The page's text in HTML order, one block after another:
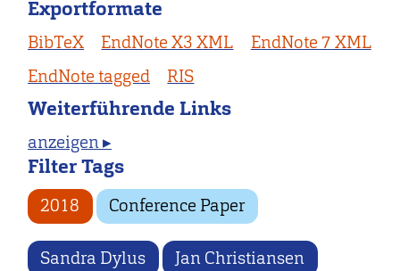
Exportformate
BibTeX EndNote X3 XML
EndNote 7 XML
EndNote tagged
RIS
Weiterführende Links
anzeigen ▸
Filter Tags
2018 Conference Paper
Sandra Dylus Jan Christiansen